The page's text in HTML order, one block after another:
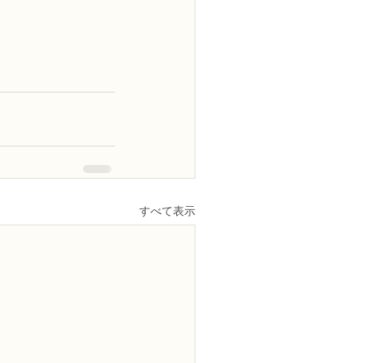
すべて表示